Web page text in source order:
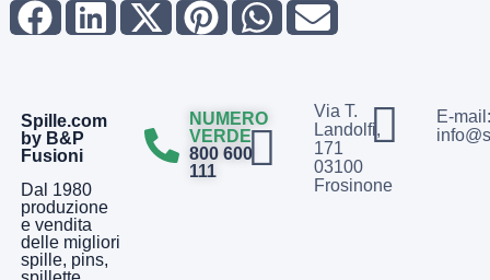
Spille.com
by B&P
Fusioni
Dal 1980
produzione
e vendita
delle migliori
spille, pins,
NUMERO
VERDE
800 600
111
Via T.
Landolfi,
171
03100
Frosinone
E-mail: